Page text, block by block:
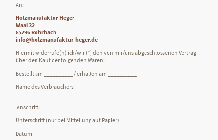
An:
Holzmanufaktur Heger
Waal 32
85296 Rohrbach
info@holzmanufaktur-heger.de
Hiermit widerrufe(n) ich/wir (*) den von mir/uns abgeschlossenen Vertrag
über den Kauf der folgenden Waren:
Bestellt am __________ / erhalten am __________
Name des Verbrauchers:
Anschrift:
Unterschrift (nur bei Mitteilung auf Papier)
Datum